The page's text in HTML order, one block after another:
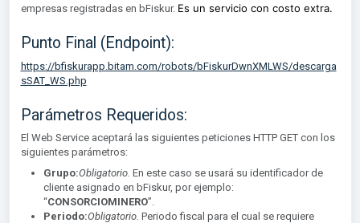
empresas registradas en bFiskur. Es un servicio con costo extra.
Punto Final (Endpoint):
https://bfiskurapp.bitam.com/robots/bFiskurDwnXMLWS/descarga
sSAT_WS.php
Parámetros Requeridos:
El Web Service aceptará las siguientes peticiones HTTP GET con los
siguientes parámetros:
Grupo:Obligatorio. En este caso se usará su identificador de
cliente asignado en bFiskur, por ejemplo:
“CONSORCIOMINERO”.
Periodo:Obligatorio. Periodo fiscal para el cual se requiere